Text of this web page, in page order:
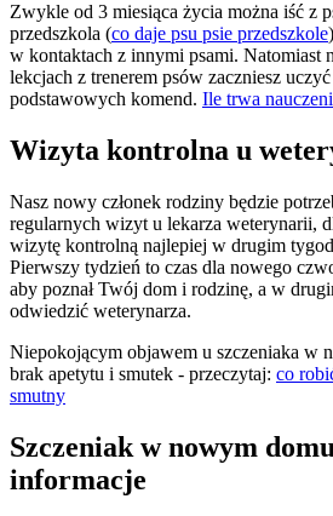
Zwykle od 3 miesiąca życia można iść z
przedszkola (co daje psu psie przedszkole
w kontaktach z innymi psami. Natomiast
lekcjach z trenerem psów zaczniesz
podstawowych komend. Ile trwa
Wizyta kontrolna u
Nasz nowy członek rodziny będzie
regularnych wizyt u lekarza weterynarii,
wizytę kontrolną najlepiej w drugim
Pierwszy tydzień to czas dla nowego
aby poznał Twój dom i rodzinę, a w
odwiedzić weterynarza.
Niepokojącym objawem u szczeniaka w
brak apetytu i smutek - przeczytaj: co
smutny
Szczeniak w nowym
informacje